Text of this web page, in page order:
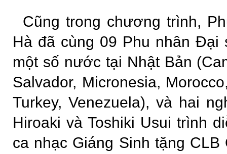
Cũng trong chương trình,
Hà đã cùng 09 Phu nhân
một số nước tại Nhật Bản
Salvador, Micronesia,
Turkey, Venezuela), và hai
Hiroaki và Toshiki Usui trình
ca nhạc Giáng Sinh tặng CLB